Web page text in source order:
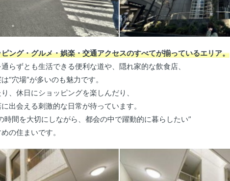
ング・グルメ・娯楽・交通アクセスのすべてが揃っているエリア。
らずとも生活できる便利な道や、隠れ家的な飲食店、
“穴場”が多いのも魅力です。
、休日にショッピングを楽しんだり、
出会える刺激的な日常が待っています。
時間を大切にしながら、都会の中で躍動的に暮らしたい”
の住まいです。